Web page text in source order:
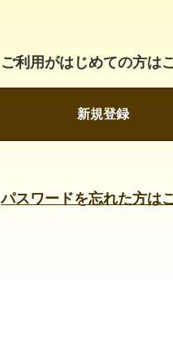
ご利用がはじめての方は
新規登録
パスワードを忘れた方は